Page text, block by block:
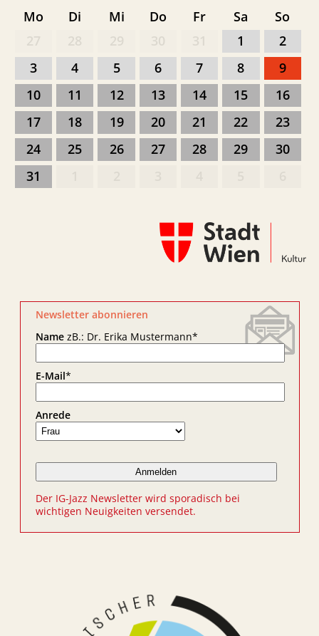
Mo Di Mi Do Fr Sa
So
1
2
3
4 5 6 7 8
9
10
11 12 13 14 15
16
17
18 19 20 21 22
23
24
25 26 27 28 29
30
31
Newsletter abonnieren
NamezB.: Dr. Erika Mustermann*
E-Mail*
Anrede
Der IG-Jazz Newsletter wird sporadisch bei
wichtigen Neuigkeiten versendet.